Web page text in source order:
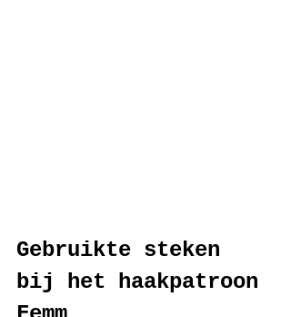
Gebruikte steken
bij het haakpatroon